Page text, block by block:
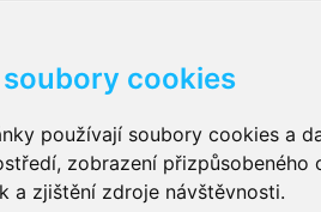
cookies
používají soubory cookies a
zobrazení přizpůsobeného
a zjištění zdroje návštěvnosti.
kalhotky zalepovací ,
vložky pro muže